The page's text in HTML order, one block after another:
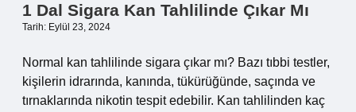
1 Dal Sigara Kan Tahlilinde Çıkar Mı
Tarih: Eylül 23, 2024
Normal kan tahlilinde sigara çıkar mı? Bazı tıbbi testler,
kişilerin idrarında, kanında, tükürüğünde, saçında ve
tırnaklarında nikotin tespit edebilir. Kan tahlilinden kaç